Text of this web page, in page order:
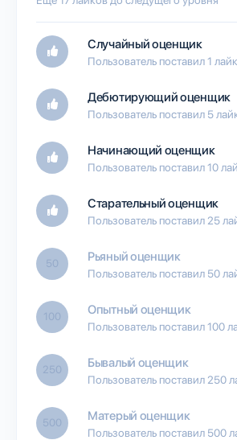
Случайный оценщик
Пользователь поставил 1 лайк
Дебютирующий оценщик
Пользователь поставил 5
Начинающий оценщик
Пользователь поставил 10
Старательный оценщик
Пользователь поставил 25
50 Рьяный оценщик
Пользователь поставил 50
100 Опытный оценщик
Пользователь поставил 100
250 Бывалый оценщик
Пользователь поставил 250
500 Матерый оценщик
Пользователь поставил 500